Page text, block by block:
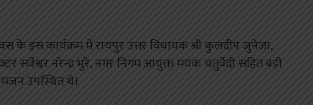
के इस कार्यक्रम में रायपुर उत्तर विधायक श्री कुलदीप जुनेजा,
सर्वेश्वर नरेन्द्र भुरे, नगर निगम आयुक्त मयंक चतुर्वेदी सहित बड़ी
उपस्थित थे।